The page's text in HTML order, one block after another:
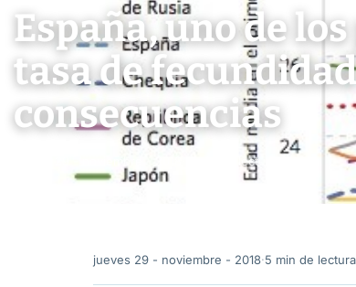
España, uno de
tasa de
consecuencias
5 min de lectura
jueves 29 - noviembre - 2018·5 min de lectura